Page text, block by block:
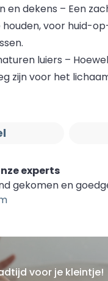
en dekens – Een
voor huid-
luiers –
zijn voor het
experts
gekomen en
voor je kleintje!